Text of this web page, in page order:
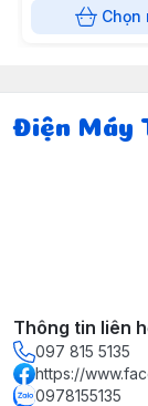
Chọn
Điện Máy
Thông tin liên
097 815 5135
https://
0978155135